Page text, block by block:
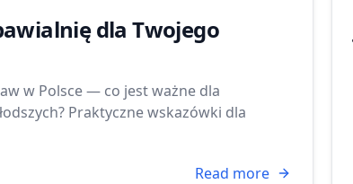
dla Twojego
w Polsce — co jest ważne dla
Praktyczne wskazówki dla
Read more